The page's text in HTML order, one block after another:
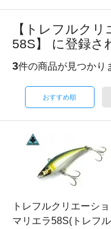
【トレフルク
58S】 に登録さ
3件の商品が見つかり
おすすめ順
トレフルクリエーシ
マリエラ58S(トレフ